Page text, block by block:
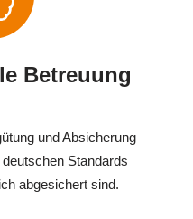
Betreuung
und Absicherung
Standards
abgesichert sind.